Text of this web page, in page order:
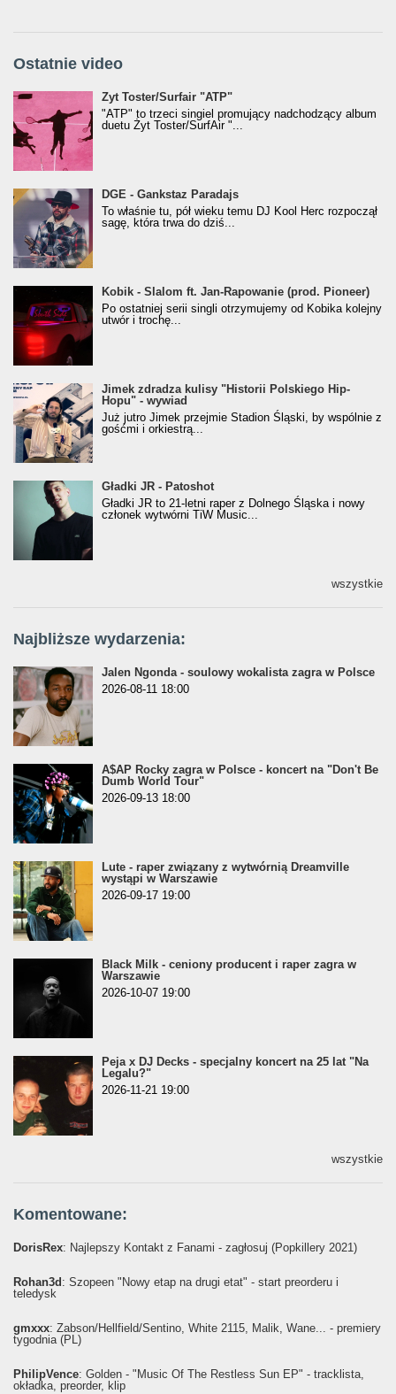
Ostatnie video
Żyt Toster/SurfAir - ATP VIDEO
Żyt Toster/Surfair "ATP"
"ATP" to trzeci singiel promujący nadchodzący album
duetu Żyt Toster/SurfAir "...
donGURALesko z nagrodą za
Klasyczny/Trueschoolowy Album Roku
(Popkillery 2023)
DGE - Gankstaz Paradajs
To właśnie tu, pół wieku temu DJ Kool Herc rozpoczął
sagę, która trwa do dziś...
Kobik - Slalom ft. Jan-Rapowanie (prod. Pioneer)
[Official Music Visualiser]
Kobik - Slalom ft. Jan-Rapowanie (prod. Pioneer)
Po ostatniej serii singli otrzymujemy od Kobika kolejny
utwór i trochę...
Jimek zdradza kulisy "Historii Polskiego Hip-
Hopu" - wywiad
Jimek zdradza kulisy "Historii Polskiego Hip-
Hopu" - wywiad
Już jutro Jimek przejmie Stadion Śląski, by wspólnie z
gośćmi i orkiestrą...
Gładki JR - Patoshot
Gładki JR - Patoshot
Gładki JR to 21-letni raper z Dolnego Śląska i nowy
członek wytwórni TiW Music...
wszystkie
Najbliższe wydarzenia:
Jalen Ngonda - soulowy wokalista zagra w Polsce
2026-08-11 18:00
A$AP Rocky zagra w Polsce - koncert na "Don't Be
Dumb World Tour"
2026-09-13 18:00
Lute - raper związany z wytwórnią Dreamville
wystąpi w Warszawie
2026-09-17 19:00
Black Milk - ceniony producent i raper zagra w
Warszawie
2026-10-07 19:00
Peja x DJ Decks - specjalny koncert na 25 lat "Na
Legalu?"
2026-11-21 19:00
wszystkie
Komentowane:
DorisRex: Najlepszy Kontakt z Fanami - zagłosuj (Popkillery 2021)
Rohan3d: Szopeen "Nowy etap na drugi etat" - start preorderu i
teledysk
gmxxx: Żabson/Hellfield/Sentino, White 2115, Malik, Wane... - premiery
tygodnia (PL)
PhilipVence: Golden - "Music Of The Restless Sun EP" - tracklista,
okładka, preorder, klip